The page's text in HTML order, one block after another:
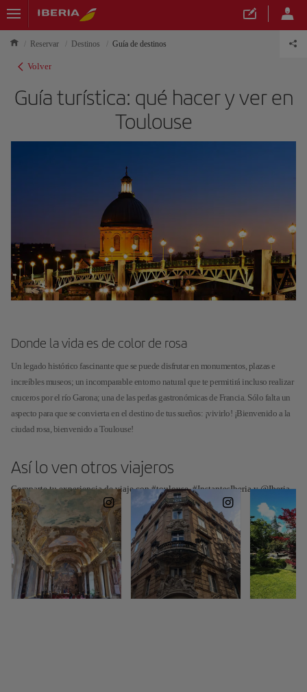
Reservar Destinos Guía de destinos
Volver
Guía turística: qué hacer y ver en
Toulouse
Donde la vida es de color de rosa
Un legado histórico fascinante que se puede disfrutar en monumentos, plazas e
increíbles museos; un incomparable entorno natural que te permitirá incluso realizar
cruceros por el río Garona; una de las perlas gastronómicas de Francia. Sólo falta un
aspecto para que se convierta en el destino de tus sueños: ¡vivirlo! ¡Bienvenido a la
ciudad rosa, bienvenido a Toulouse!
Así lo ven otros viajeros
Comparte tu experiencia de viaje con #toulouse, #InstantesIberia y @Iberia